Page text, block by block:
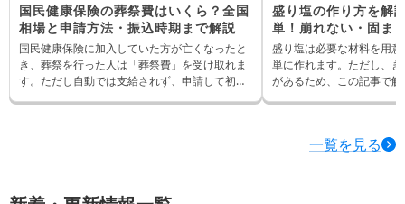
国民健康保険の葬祭費はいくら？全国
相場と申請方法・振込時期まで解説
国民健康保険に加入していた方が亡くなったと
き、葬祭を行った人は「葬祭費」を受け取れま
す。ただし自動では支給されず、申請して初め
盛り塩の作り方を解
単！崩れない・固ま
介
盛り塩は必要な材料を用
単に作れます。ただし、
があるため、この記事で
一覧を見る